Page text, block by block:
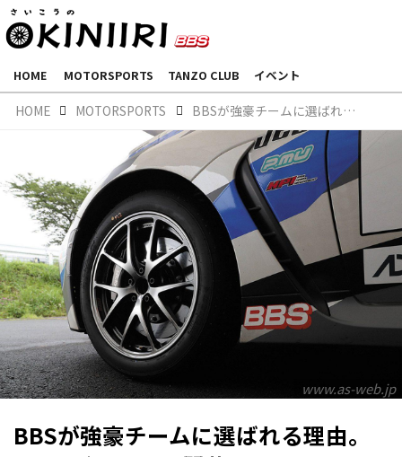
HOME MOTORSPORTS TANZO CLUB イベント
HOME MOTORSPORTS BBSが強豪チームに選ばれる理由。GR86／BRZ Cup開幕スペシャル
www.as-web.jp
BBSが強豪チームに選ばれる理由。